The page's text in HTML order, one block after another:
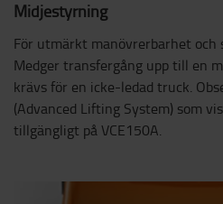
Midjestyrning
För utmärkt manövrerbarhet och
Medger transfergång upp till en
krävs för en icke-ledad truck.
(Advanced Lifting System) som
tillgängligt på VCE150A.